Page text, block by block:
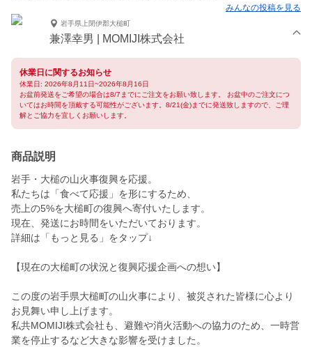
みんなの投稿を見る
岩手県上閉伊郡大槌町
兼澤幸男 | MOMIJI株式会社
休業日に関するお知らせ
休業日: 2026年8月11日~2026年8月16日
お盆前発送をご希望の場合は8/7までにご注文をお願い致します。 お盆中のご注文につ
いてはお時間を頂戴する可能性がございます。8/21(金)までに発送致しますので、ご理
解とご協力を宜しくお願いします。
商品説明
岩手・大槌の山火事復興を応援。
私たちは「食べて応援」を形にするため、
売上の5%を大槌町の復興へ寄付いたします。
現在、発送にお時間をいただいております。
詳細は「もっと見る」をタップ↓
【現在の大槌町の状況と復興応援企画への想い】
この度の岩手県大槌町の山火事により、被災された皆様に心より
お見舞い申し上げます。
私共MOMIJI株式会社も、避難や消火活動への協力のため、一時営
業を停止するなど大きな影響を受けました。